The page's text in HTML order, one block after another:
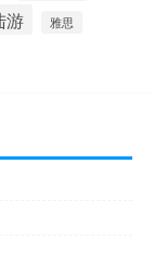
游 雅思